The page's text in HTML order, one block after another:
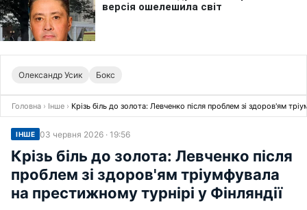
Олександр Усик Бокс
Головна › Інше › Крізь біль до золота: Левченко після проблем зі здоров'ям
ІНШЕ 03 червня 2026 · 19:56
Крізь біль до золота: Левченко після
проблем зі здоров'ям тріумфувала
на престижному турнірі у Фінляндії